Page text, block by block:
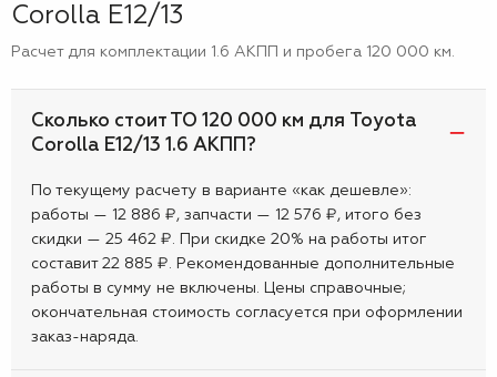
Corolla E12/13
Расчет для комплектации 1.6 АКПП и пробега 120 000 км.
Сколько стоит ТО 120 000 км для Toyota
Corolla E12/13 1.6 АКПП?
По текущему расчету в варианте «как дешевле»:
работы — 12 886 ₽, запчасти — 12 576 ₽, итого без
скидки — 25 462 ₽. При скидке 20% на работы итог
составит 22 885 ₽. Рекомендованные дополнительные
работы в сумму не включены. Цены справочные;
окончательная стоимость согласуется при оформлении
заказ-наряда.